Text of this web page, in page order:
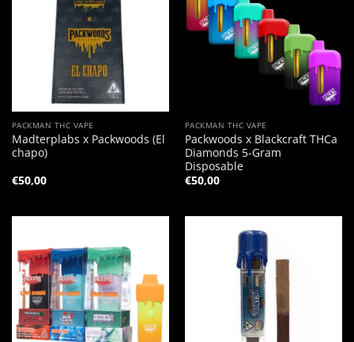
PACKMAN THC VAPE
Madterplabs x Packwoods (El
chapo)
€50,00
PACKMAN THC VAPE
Packwoods x Blackcraft THCa
Diamonds 5-Gram
Disposable
€50,00